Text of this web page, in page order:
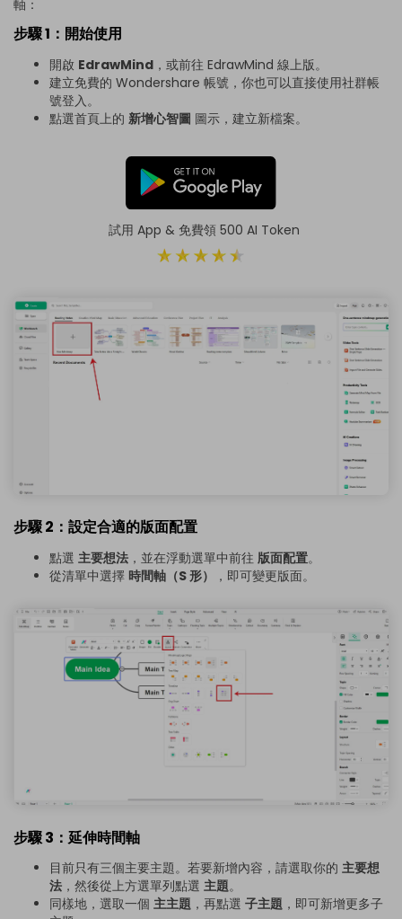
軸：
步驟 1：開始使用
開啟 EdrawMind ，或前往 EdrawMind 線上版。
建立免費的 Wondershare 帳號，你也可以直接使用社群帳
號登入。
點選首頁上的 新增心智圖 圖示，建立新檔案。
試用 App & 免費領 500 AI Token
步驟 2：設定合適的版面配置
點選 主要想法 ，並在浮動選單中前往 版面配置。
從清單中選擇 時間軸（S 形） ，即可變更版面。
步驟 3：延伸時間軸
目前只有三個主要主題。若要新增內容，請選取你的 主要想
法 ，然後從上方選單列點選 主題。
同樣地，選取一個 主主題 ，再點選 子主題 ，即可新增更多子